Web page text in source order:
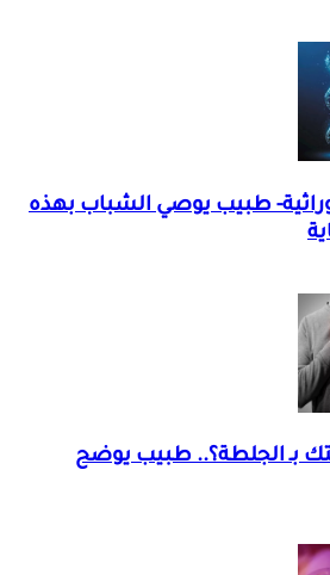
طبيب يوصي الشباب بهذه
بـ الجلطة؟.. طبيب يوضح